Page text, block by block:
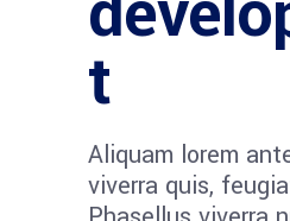
t
Aliquam lorem
viverra quis,